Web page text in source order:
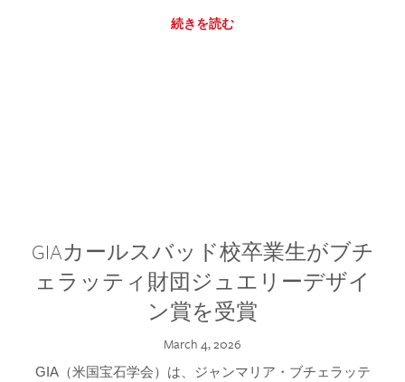
続きを読む
GIAカールスバッド校卒業生がブチ
ェラッティ財団ジュエリーデザイ
ン賞を受賞
March 4, 2026
GIA（米国宝石学会）は、ジャンマリア・ブチェラッテ